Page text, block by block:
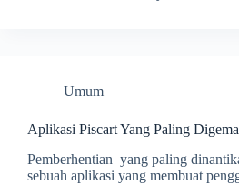
Umum
Aplikasi Piscart Yang Paling
Pemberhentian yang paling
sebuah aplikasi yang membuat